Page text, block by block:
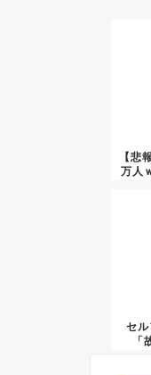
【悲
万人
セ
「